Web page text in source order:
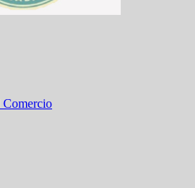
Comercio